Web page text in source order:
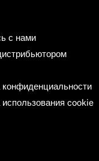
с нами
конфиденциальности
использования cookie